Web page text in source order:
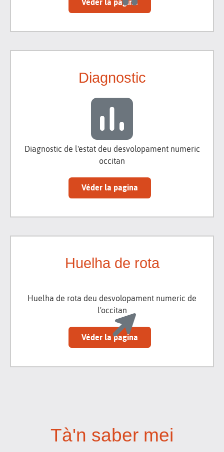
Véder la pagina
Diagnostic
Diagnostic de l'estat deu desvolopament numeric
occitan
Véder la pagina
Huelha de rota
Huelha de rota deu desvolopament numeric de
l'occitan
Véder la pagina
Tà'n saber mei